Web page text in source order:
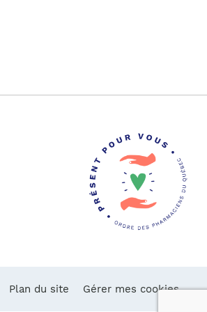
Plan du site Gérer mes cookies